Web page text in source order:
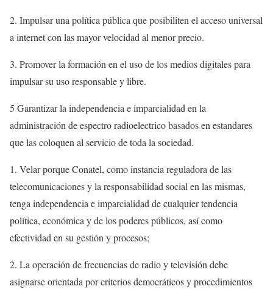
2. Impulsar una política pública que posibiliten el acceso universal
a internet con las mayor velocidad al menor precio.
3. Promover la formación en el uso de los medios digitales para
impulsar su uso responsable y libre.
5 Garantizar la independencia e imparcialidad en la
administración de espectro radioelectrico basados en estandares
que las coloquen al servicio de toda la sociedad.
1. Velar porque Conatel, como instancia reguladora de las
telecomunicaciones y la responsabilidad social en las mismas,
tenga independencia e imparcialidad de cualquier tendencia
política, económica y de los poderes públicos, así como
efectividad en su gestión y procesos;
2. La operación de frecuencias de radio y televisión debe
asignarse orientada por criterios democráticos y procedimientos